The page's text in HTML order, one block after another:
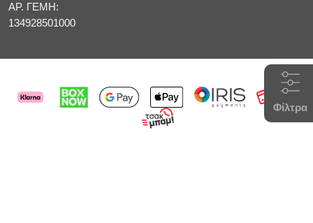
Φίλτρα
ΑΡ. ΓΕΜΗ:
134928501000